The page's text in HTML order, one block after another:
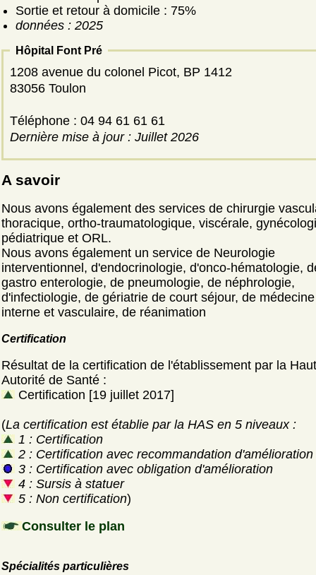
Sortie et retour à domicile : 75%
données : 2025
Hôpital Font Pré
1208 avenue du colonel Picot, BP 1412
83056 Toulon
Téléphone : 04 94 61 61 61
Dernière mise à jour : Juillet 2026
A savoir
Nous avons également des services de chirurgie
thoracique, ortho-traumatologique, viscérale,
pédiatrique et ORL.
Nous avons également un service de Neurologie
interventionnel, d'endocrinologie, d'onco-hématologie,
gastro enterologie, de pneumologie, de néphrologie,
d'infectiologie, de gériatrie de court séjour, de médecine
interne et vasculaire, de réanimation
Certification
Résultat de la certification de l'établissement par la
Autorité de Santé :
Certification [19 juillet 2017]
(La certification est établie par la HAS en 5 niveaux :
1 : Certification
2 : Certification avec recommandation d'amélioration
3 : Certification avec obligation d'amélioration
4 : Sursis à statuer
5 : Non certification)
Consulter le plan
Spécialités particulières